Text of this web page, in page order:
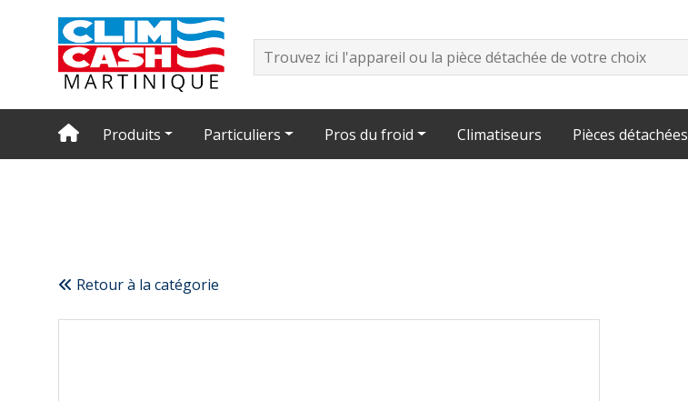
Produits Particuliers Pros du froid Climatiseurs Pièces détachées
Retour à la catégorie